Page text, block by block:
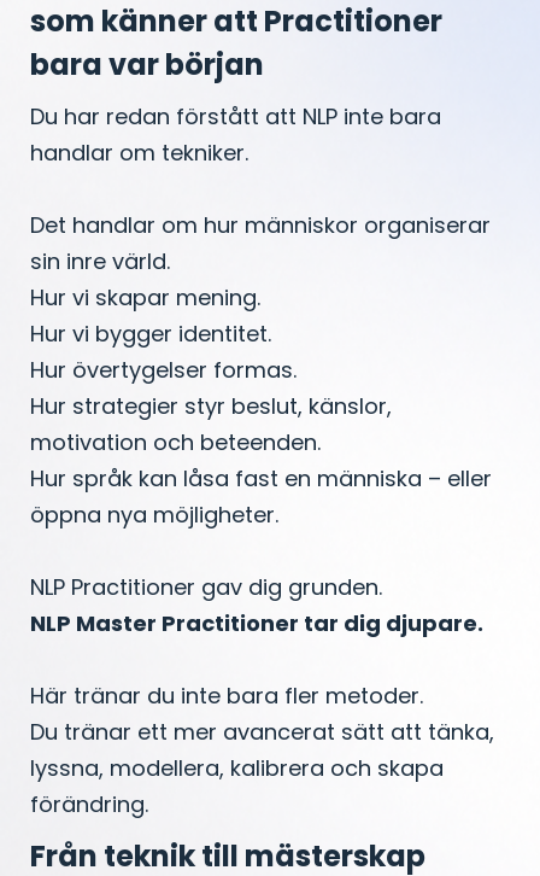
som känner att Practitioner
bara var början
Du har redan förstått att NLP inte bara
handlar om tekniker.
Det handlar om hur människor organiserar
sin inre värld.
Hur vi skapar mening.
Hur vi bygger identitet.
Hur övertygelser formas.
Hur strategier styr beslut, känslor,
motivation och beteenden.
Hur språk kan låsa fast en människa – eller
öppna nya möjligheter.
NLP Practitioner gav dig grunden.
NLP Master Practitioner tar dig djupare.
Här tränar du inte bara fler metoder.
Du tränar ett mer avancerat sätt att tänka,
lyssna, modellera, kalibrera och skapa
förändring.
Från teknik till mästerskap